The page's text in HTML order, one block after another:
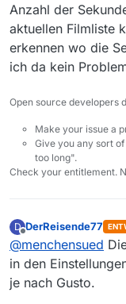
Anzahl der
aktuellen Filmliste
erkennen wo die
ich da kein
Open source developers
Make your issue a
Give you any sort
too long".
Check your entitlement.
D DerReisende77
@menchensued
in den
je nach Gusto.